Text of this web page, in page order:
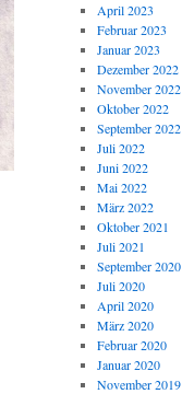
April 2023
Februar 2023
Januar 2023
Dezember 2022
November 2022
Oktober 2022
September 2022
Juli 2022
Juni 2022
Mai 2022
März 2022
Oktober 2021
Juli 2021
September 2020
Juli 2020
April 2020
März 2020
Februar 2020
Januar 2020
November 2019